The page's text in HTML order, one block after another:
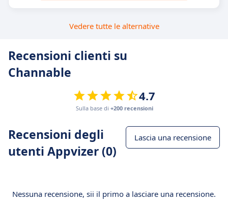
Vedere tutte le alternative
Recensioni clienti su
Channable
4.7
Sulla base di +200 recensioni
Recensioni degli
utenti Appvizer (0)
Lascia una recensione
Nessuna recensione, sii il primo a lasciare una recensione.